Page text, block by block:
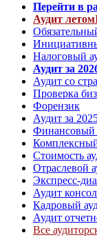
Перейти в
Аудит летом
Налоговый
Аудит за
Аудит со
Проверка
Форензик
Аудит за
Финансовый
Стоимость
Отраслевой
Экспресс-
Аудит
Кадровый
Аудит
Все